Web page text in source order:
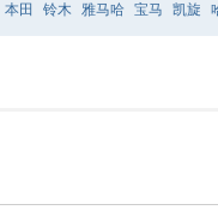
本田 铃木 雅马哈 宝马 凯旋